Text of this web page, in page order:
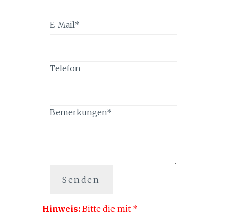
E-Mail*
Telefon
Bemerkungen*
Senden
Hinweis:Bitte die mit *